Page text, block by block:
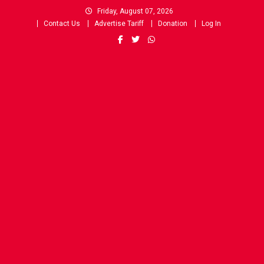
Friday, August 07, 2026
Contact Us
Advertise Tariff Donation Log In